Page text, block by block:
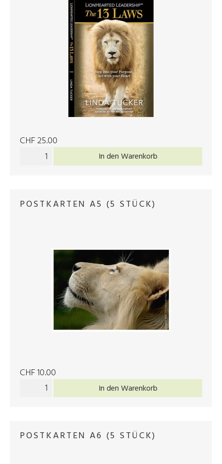
CHF 25.00
In den Warenkorb
POSTKARTEN A5 (5 STÜCK)
CHF 10.00
In den Warenkorb
POSTKARTEN A6 (5 STÜCK)